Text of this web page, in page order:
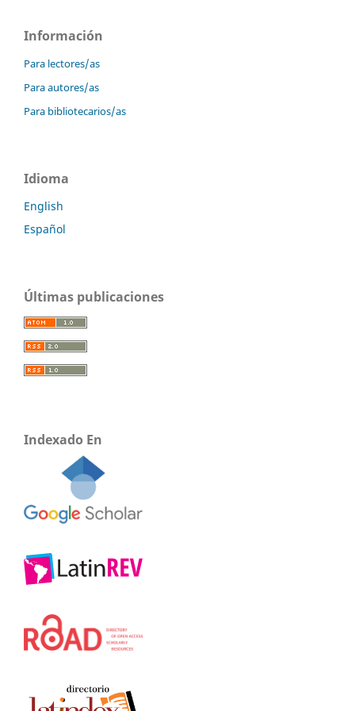
Información
Para lectores/as
Para autores/as
Para bibliotecarios/as
Idioma
English
Español
Últimas publicaciones
Indexado En